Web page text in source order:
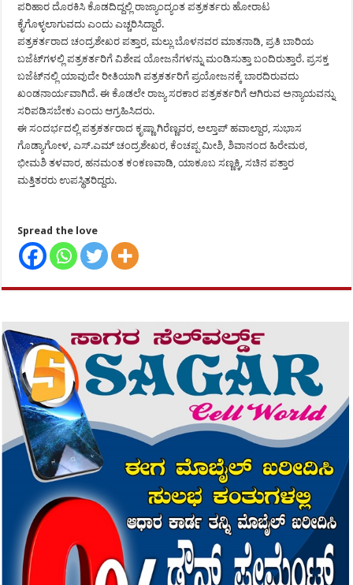
ಪರಿಹಾರ ದೊರಕಿಸಿ ಕೊಡದಿದ್ದಲ್ಲಿ ರಾಜ್ಯಾಂದ್ಯಂತ ಪತ್ರಕರ್ತರು ಹೋರಾಟ
ಕೈಗೊಳ್ಳಲಾಗುವದು ಎಂದು ಎಚ್ಚರಿಸಿದ್ದಾರೆ.
ಪತ್ರಕರ್ತರಾದ ಚಂದ್ರಶೇಖರ ಪತ್ತಾರ, ಮಲ್ಲು ಬೊಳನವರ ಮಾತನಾಡಿ, ಪ್ರತಿ ಬಾರಿಯ
ಬಜೆಟ್‍ಗಳಲ್ಲಿ ಪತ್ರಕರ್ತರಿಗೆ ವಿಶೇಷ ಯೋಜನೆಗಳನ್ನು ಮಂಡಿಸುತ್ತಾ ಬಂದಿರುತ್ತಾರೆ. ಪ್ರಸಕ್ತ
ಬಜೆಟ್‍ನಲ್ಲಿ ಯಾವುದೇ ರೀತಿಯಾಗಿ ಪತ್ರಕರ್ತರಿಗೆ ಪ್ರಯೋಜನಕ್ಕೆ ಬಾರದಿರುವದು
ಖಂಡನಾರ್ಯವಾಗಿದೆ. ಈ ಕೊಡಲೇ ರಾಜ್ಯ ಸರಕಾರ ಪತ್ರಕರ್ತರಿಗೆ ಆಗಿರುವ ಅನ್ಯಾಯವನ್ನು
ಸರಿಪಡಿಸಬೇಕು ಎಂದು ಆಗ್ರಹಿಸಿದರು.
ಈ ಸಂದರ್ಭದಲ್ಲಿ ಪತ್ರಕರ್ತರಾದ ಕೃಷ್ಣಾ ಗಿರೆಣ್ಣವರ, ಅಲ್ತಾಪ್ ಹವಾಲ್ದಾರ, ಸುಭಾಸ
ಗೊಡ್ಯಾಗೋಳ, ಎಸ್.ಎಮ್ ಚಂದ್ರಶೇಖರ, ಕೆಂಚಪ್ಪ ಮೀಶಿ, ಶಿವಾನಂದ ಹಿರೇಮಠ,
ಭೀಮಶಿ ತಳವಾರ, ಹನಮಂತ ಕಂಕಣವಾಡಿ, ಯಾಕೂಬ ಸಣ್ಣಕ್ಕಿ, ಸಚಿನ ಪತ್ತಾರ
ಮತ್ತಿತರರು ಉಪಸ್ಥಿತರಿದ್ದರು.
Spread the love